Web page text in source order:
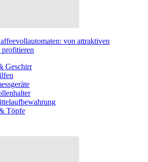
von attraktiven
Geschirr
Töpfe